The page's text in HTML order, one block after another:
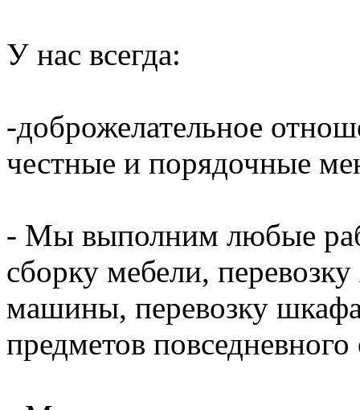
У нас всегда:
-доброжелательное
честные и порядочные
- Мы выполним любые
сборку мебели,
машины, перевозку
предметов